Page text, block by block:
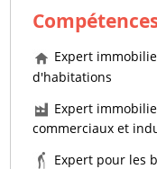
Expert
d'habitations
Expert
commerciaux et
Expert pour les